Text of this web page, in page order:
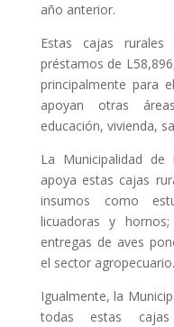
año anterior.
Estas cajas
préstamos de
principalmente para
apoyan otras
educación, vivienda,
La Municipalidad de
apoya estas cajas
insumos como
licuadoras y
entregas de aves
el sector agropecuario.
Igualmente, la
todas estas cajas